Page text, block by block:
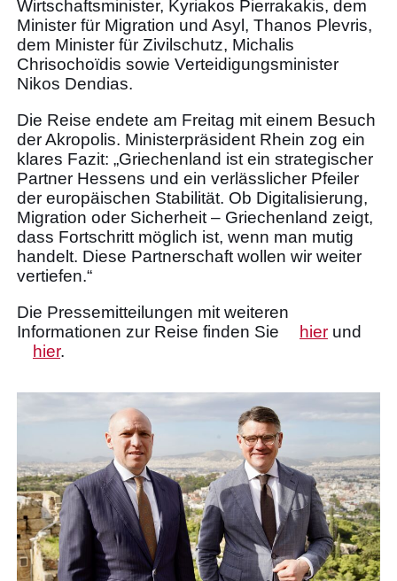
Wirtschaftsminister, Kyriakos Pierrakakis, dem
Minister für Migration und Asyl, Thanos Plevris,
dem Minister für Zivilschutz, Michalis
Chrisochoïdis sowie Verteidigungsminister
Nikos Dendias.
Die Reise endete am Freitag mit einem Besuch
der Akropolis. Ministerpräsident Rhein zog ein
klares Fazit: „Griechenland ist ein strategischer
Partner Hessens und ein verlässlicher Pfeiler
der europäischen Stabilität. Ob Digitalisierung,
Migration oder Sicherheit – Griechenland zeigt,
dass Fortschritt möglich ist, wenn man mutig
handelt. Diese Partnerschaft wollen wir weiter
vertiefen.“
Die Pressemitteilungen mit weiteren
Informationen zur Reise finden Sie
hierund
hier.